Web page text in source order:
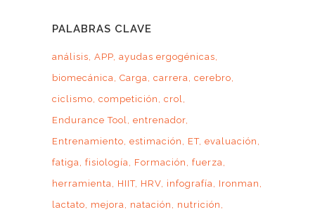
PALABRAS CLAVE
análisis APP ayudas ergogénicas
biomecánica Carga carrera cerebro
ciclismo competición
crol
Endurance Tool entrenador
Entrenamiento estimación ET evaluación
fatiga fisiología Formación
fuerza
herramienta
HIIT HRV infografía
Ironman
lactato
mejora natación
nutrición